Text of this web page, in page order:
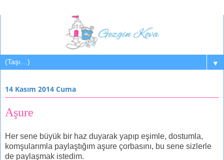
▼
14 Kasım 2014 Cuma
Aşure
Her sene büyük bir haz duyarak yapıp eşimle, dostumla,
komşularımla paylaştığım aşure çorbasını, bu sene sizlerle
de paylaşmak istedim.